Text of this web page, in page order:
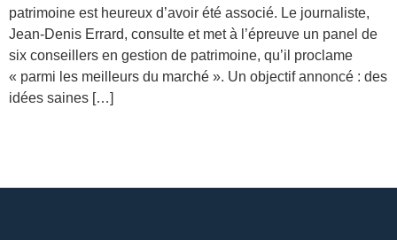
patrimoine est heureux d’avoir été associé. Le journaliste,
Jean-Denis Errard, consulte et met à l’épreuve un panel de
six conseillers en gestion de patrimoine, qu’il proclame
« parmi les meilleurs du marché ». Un objectif annoncé : des
idées saines […]